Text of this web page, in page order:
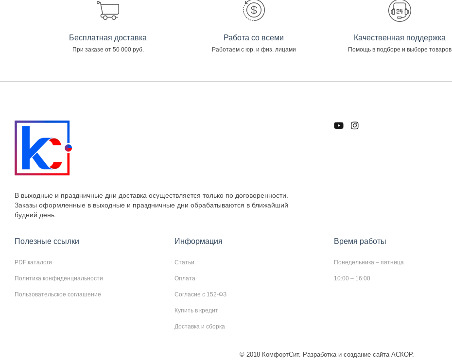
Бесплатная доставка
При заказе от 50 000 руб.
Работа со всеми
Работаем с юр. и физ. лицами
Качественная поддержка
Помощь в подборе и выборе товаров
В выходные и праздничные дни доставка осуществляется только по договоренности.
Заказы оформленные в выходные и праздничные дни обрабатываются в ближайший
будний день.
Полезные ссылки
PDF каталоги
Политика конфиденциальности
Пользовательское соглашение
Информация
Статьи
Оплата
Согласие с 152-ФЗ
Купить в кредит
Доставка и сборка
Время работы
Понедельника – пятница
10:00 – 16:00
© 2018 КомфортСит. Разработка и создание сайта АСКОР.